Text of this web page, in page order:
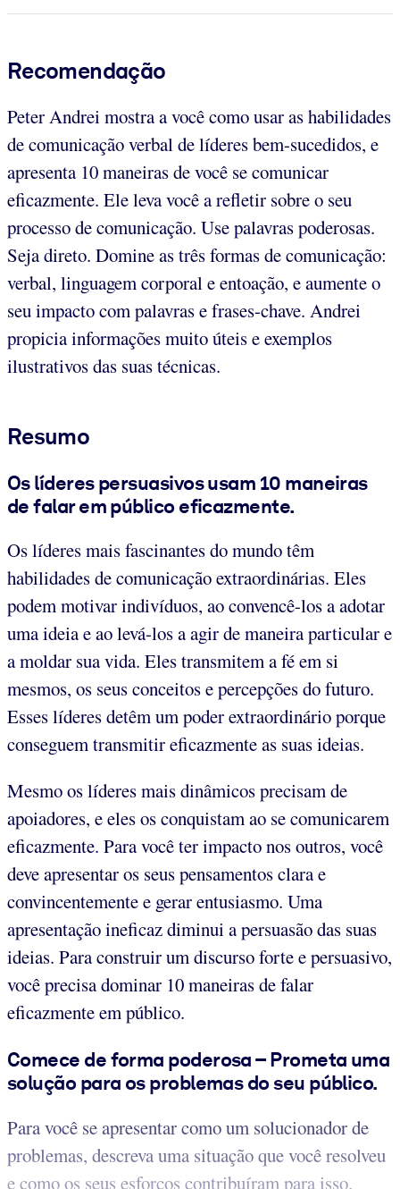
Recomendação
Peter Andrei mostra a você como usar as habilidades
de comunicação verbal de líderes bem-sucedidos, e
apresenta 10 maneiras de você se comunicar
eficazmente. Ele leva você a refletir sobre o seu
processo de comunicação. Use palavras poderosas.
Seja direto. Domine as três formas de comunicação:
verbal, linguagem corporal e entoação, e aumente o
seu impacto com palavras e frases-chave. Andrei
propicia informações muito úteis e exemplos
ilustrativos das suas técnicas.
Resumo
Os líderes persuasivos usam 10 maneiras
de falar em público eficazmente.
Os líderes mais fascinantes do mundo têm
habilidades de comunicação extraordinárias. Eles
podem motivar indivíduos, ao convencê-los a adotar
uma ideia e ao levá-los a agir de maneira particular e
a moldar sua vida. Eles transmitem a fé em si
mesmos, os seus conceitos e percepções do futuro.
Esses líderes detêm um poder extraordinário porque
conseguem transmitir eficazmente as suas ideias.
Mesmo os líderes mais dinâmicos precisam de
apoiadores, e eles os conquistam ao se comunicarem
eficazmente. Para você ter impacto nos outros, você
deve apresentar os seus pensamentos clara e
convincentemente e gerar entusiasmo. Uma
apresentação ineficaz diminui a persuasão das suas
ideias. Para construir um discurso forte e persuasivo,
você precisa dominar 10 maneiras de falar
eficazmente em público.
Comece de forma poderosa – Prometa uma
solução para os problemas do seu público.
Para você se apresentar como um solucionador de
problemas, descreva uma situação que você resolveu
e como os seus esforços contribuíram para isso.